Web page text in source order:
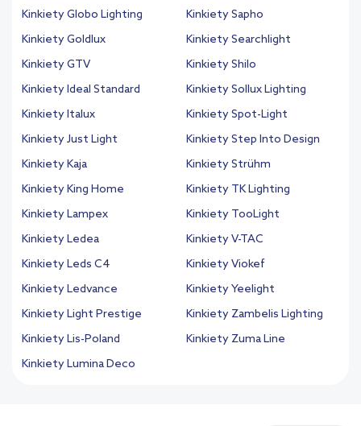
Kinkiety Globo Lighting
Kinkiety Goldlux
Kinkiety GTV
Kinkiety Ideal Standard
Kinkiety Italux
Kinkiety Just Light
Kinkiety Kaja
Kinkiety King Home
Kinkiety Lampex
Kinkiety Ledea
Kinkiety Leds C4
Kinkiety Ledvance
Kinkiety Light Prestige
Kinkiety Lis-Poland
Kinkiety Lumina Deco
Kinkiety Sapho
Kinkiety Searchlight
Kinkiety Shilo
Kinkiety Sollux Lighting
Kinkiety Spot-Light
Kinkiety Step Into Design
Kinkiety Strühm
Kinkiety TK Lighting
Kinkiety TooLight
Kinkiety V-TAC
Kinkiety Viokef
Kinkiety Yeelight
Kinkiety Zambelis Lighting
Kinkiety Zuma Line